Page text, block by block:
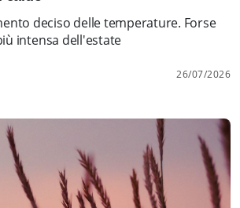
deciso delle temperature. Forse
intensa dell'estate
26/07/2026